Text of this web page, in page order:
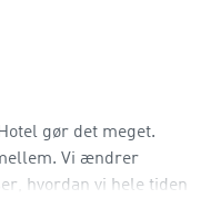
gør det meget.
Vi ændrer
hvordan vi hele tiden